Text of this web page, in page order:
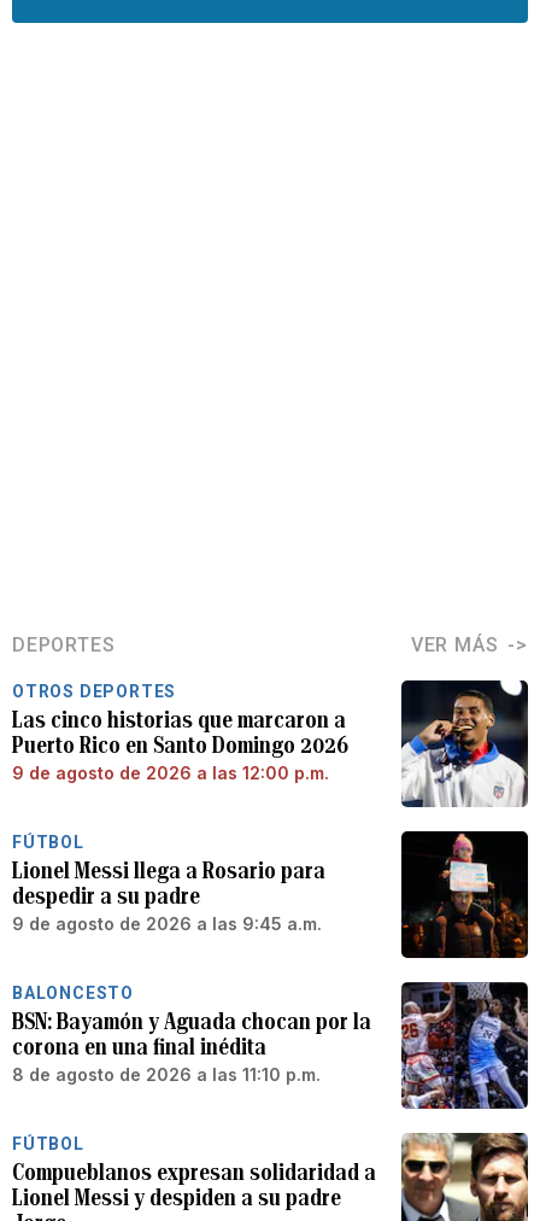
DEPORTES VER MÁS
OTROS DEPORTES
Las cinco historias que marcaron a
Puerto Rico en Santo Domingo 2026
9 de agosto de 2026 a las 12:00 p.m.
FÚTBOL
Lionel Messi llega a Rosario para
despedir a su padre
9 de agosto de 2026 a las 9:45 a.m.
BALONCESTO
BSN: Bayamón y Aguada chocan por la
corona en una final inédita
8 de agosto de 2026 a las 11:10 p.m.
FÚTBOL
Compueblanos expresan solidaridad a
Lionel Messi y despiden a su padre